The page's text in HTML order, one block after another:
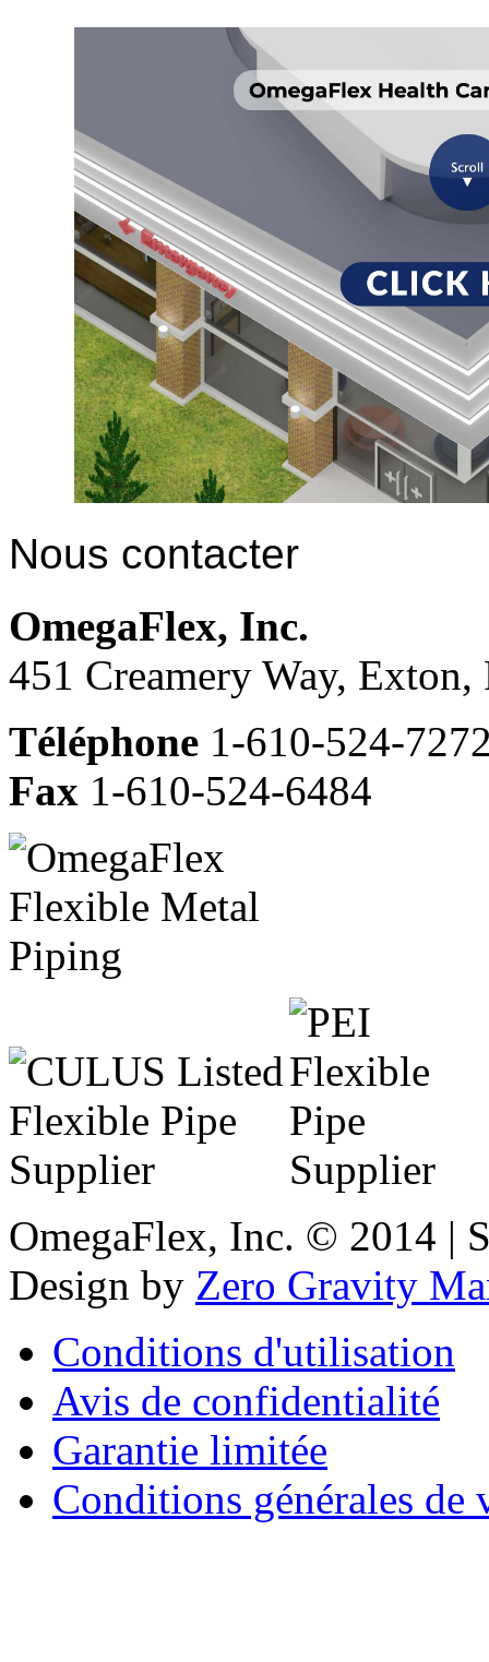
Nous contacter
OmegaFlex, Inc.
451 Creamery Way, Exton,
Téléphone 1-610-524-
Fax 1-610-524-6484
OmegaFlex, Inc. © 2014 |
Design by Zero Gravity
Conditions d'utilisation
Avis de confidentialité
Garantie limitée
Conditions générales de